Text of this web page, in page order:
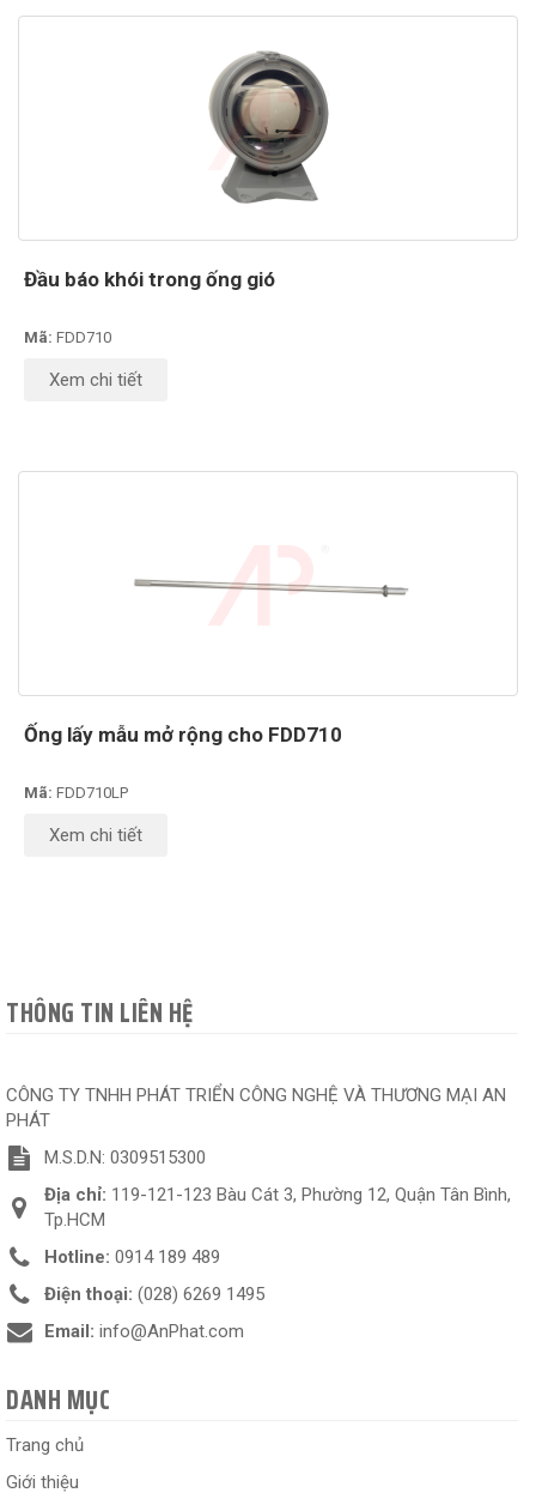
Đầu báo khói trong ống gió
Mã: FDD710
Xem chi tiết
Ống lấy mẫu mở rộng cho FDD710
Mã: FDD710LP
Xem chi tiết
THÔNG TIN LIÊN HỆ
CÔNG TY TNHH PHÁT TRIỂN CÔNG NGHỆ VÀ THƯƠNG MẠI AN
PHÁT
M.S.D.N: 0309515300
Địa chỉ: 119-121-123 Bàu Cát 3, Phường 12, Quận Tân Bình,
Tp.HCM
Hotline: 0914 189 489
Điện thoại: (028) 6269 1495
Email: info@AnPhat.com
DANH MỤC
Trang chủ
Giới thiệu